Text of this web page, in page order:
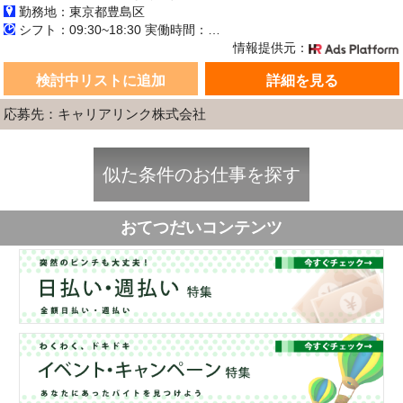
勤務地：東京都豊島区
情報提供元：
検討中リストに追加 詳細を見る
応募先：キャリアリンク株式会社
似た条件のお仕事を探す
おてつだいコンテンツ